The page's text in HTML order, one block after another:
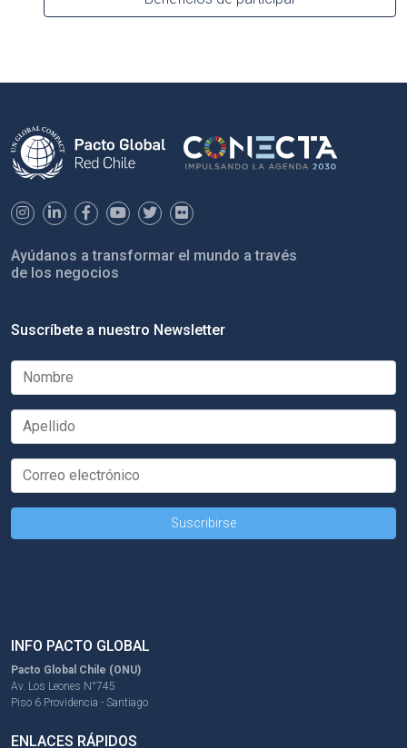
Ayúdanos a transformar el mundo a través
de los negocios
Suscríbete a nuestro Newsletter
INFO PACTO GLOBAL
Pacto Global Chile (ONU)
Av. Los Leones N°745
Piso 6 Providencia - Santiago
ENLACES RÁPIDOS